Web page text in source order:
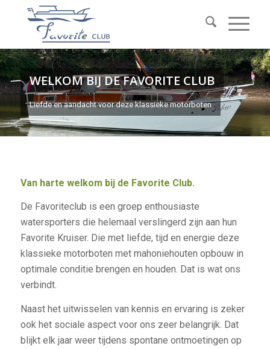
WELKOM BIJ DE FAVORITE CLUB
Liefde en aandacht voor deze klassieke motorboten
Van harte welkom bij de Favorite Club.
De Favoriteclub is een groep enthousiaste
watersporters die helemaal verslingerd zijn aan hun
Favorite Kruiser. Die met liefde, tijd en energie deze
klassieke motorboten met mahoniehouten opbouw in
optimale conditie brengen en houden. Dat is wat ons
verbindt.
Naast het uitwisselen van kennis en ervaring is zeker
ook het sociale aspect voor ons zeer belangrijk. Dat
blijkt elk jaar weer tijdens spontane ontmoetingen op